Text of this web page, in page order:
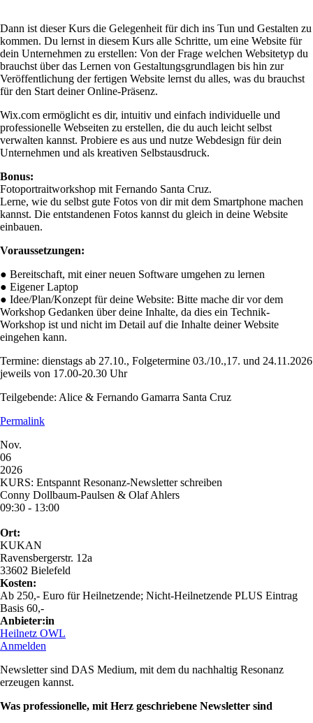
Dann ist dieser Kurs die Gelegenheit für dich ins Tun und Gestalten zu
kommen. Du lernst in diesem Kurs alle Schritte, um eine Website für
dein Unternehmen zu erstellen: Von der Frage welchen Websitetyp du
brauchst über das Lernen von Gestaltungsgrundlagen bis hin zur
Veröffentlichung der fertigen Website lernst du alles, was du brauchst
für den Start deiner Online-Präsenz.
Wix.com ermöglicht es dir, intuitiv und einfach individuelle und
professionelle Webseiten zu erstellen, die du auch leicht selbst
verwalten kannst. Probiere es aus und nutze Webdesign für dein
Unternehmen und als kreativen Selbstausdruck.
Bonus:
Fotoportraitworkshop mit Fernando Santa Cruz.
Lerne, wie du selbst gute Fotos von dir mit dem Smartphone machen
kannst. Die entstandenen Fotos kannst du gleich in deine Website
einbauen.
Voraussetzungen:
● Bereitschaft, mit einer neuen Software umgehen zu lernen
● Eigener Laptop
● Idee/Plan/Konzept für deine Website: Bitte mache dir vor dem
Workshop Gedanken über deine Inhalte, da dies ein Technik-
Workshop ist und nicht im Detail auf die Inhalte deiner Website
eingehen kann.
Termine: dienstags ab 27.10., Folgetermine 03./10.,17. und 24.11.2026
jeweils von 17.00-20.30 Uhr
Teilgebende: Alice & Fernando Gamarra Santa Cruz
Permalink
Nov.
06
2026
KURS: Entspannt Resonanz-Newsletter schreiben
Conny Dollbaum-Paulsen & Olaf Ahlers
09:30 - 13:00
Ort:
KUKAN
Ravensbergerstr. 12a
33602 Bielefeld
Kosten:
Ab 250,- Euro für Heilnetzende; Nicht-Heilnetzende PLUS Eintrag
Basis 60,-
Anbieter:in
Heilnetz OWL
Anmelden
Newsletter sind DAS Medium, mit dem du nachhaltig Resonanz
erzeugen kannst.
Was professionelle, mit Herz geschriebene Newsletter sind